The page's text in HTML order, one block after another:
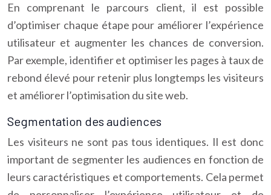
En comprenant le parcours client, il est possible
d’optimiser chaque étape pour améliorer l’expérience
utilisateur et augmenter les chances de conversion.
Par exemple, identifier et optimiser les pages à taux de
rebond élevé pour retenir plus longtemps les visiteurs
et améliorer l’optimisation du site web.
Segmentation des audiences
Les visiteurs ne sont pas tous identiques. Il est donc
important de segmenter les audiences en fonction de
leurs caractéristiques et comportements. Cela permet